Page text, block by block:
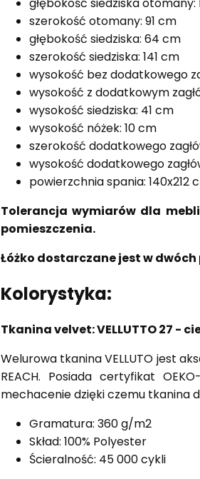
głębokość siedziska otomany:
szerokość otomany: 91 cm
głębokość siedziska: 64 cm
szerokość siedziska: 141 cm
wysokość bez dodatkowego
wysokość z dodatkowym
wysokość siedziska: 41 cm
wysokość nóżek: 10 cm
szerokość dodatkowego
wysokość dodatkowego
powierzchnia spania: 140x212
Tolerancja wymiarów dla
pomieszczenia.
Łóżko dostarczane jest w
Kolorystyka:
Tkanina velvet: VELLUTTO 27 -
Welurowa tkanina VELLUTO jest
REACH. Posiada certyfikat
mechacenie dzięki czemu tkanina
Gramatura: 360 g/m2
Skład: 100% Polyester
Ścieralność: 45 000 cykli